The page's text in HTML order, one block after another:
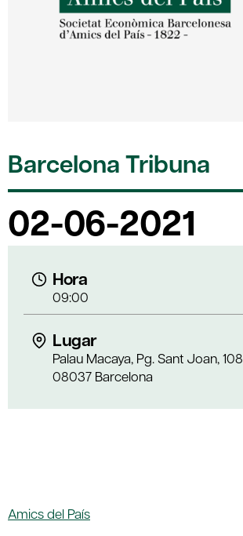
Barcelona Tribuna
02-06-2021
Hora
09:00
Lugar
Palau Macaya, Pg. Sant Joan, 108
08037 Barcelona
Amics del País